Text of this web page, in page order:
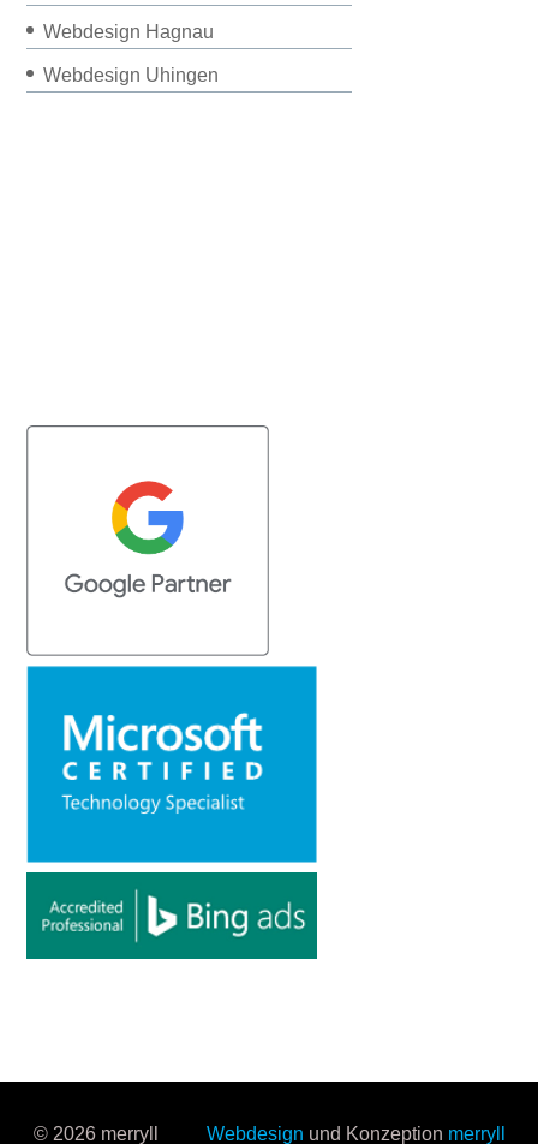
Webdesign Hagnau
Webdesign Uhingen
© 2026 merryll Webdesign und Konzeption merryll